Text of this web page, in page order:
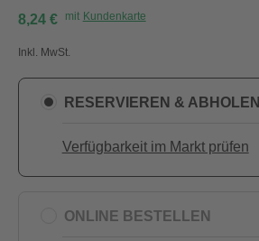
8,24 € mit Kundenkarte
Inkl. MwSt.
RESERVIEREN & ABHOLEN
Verfügbarkeit im Markt prüfen
ONLINE BESTELLEN